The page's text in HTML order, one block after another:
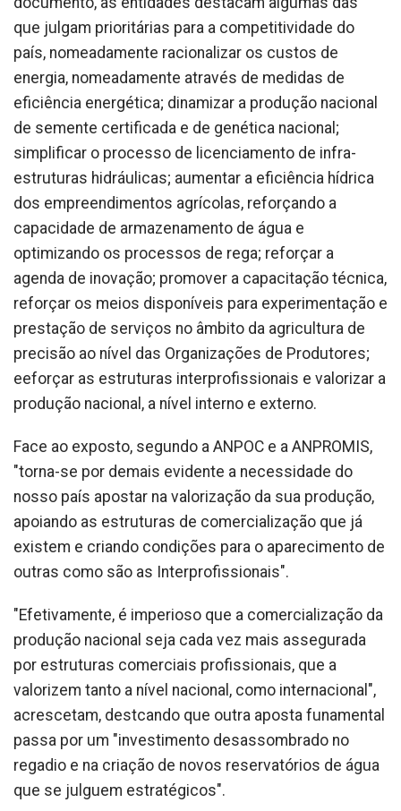
que julgam prioritárias para a competitividade do
país, nomeadamente racionalizar os custos de
energia, nomeadamente através de medidas de
eficiência energética; dinamizar a produção nacional
de semente certificada e de genética nacional;
simplificar o processo de licenciamento de infra-
estruturas hidráulicas; aumentar a eficiência hídrica
dos empreendimentos agrícolas, reforçando a
capacidade de armazenamento de água e
optimizando os processos de rega; reforçar a
agenda de inovação; promover a capacitação técnica,
reforçar os meios disponíveis para experimentação e
prestação de serviços no âmbito da agricultura de
precisão ao nível das Organizações de Produtores;
eeforçar as estruturas interprofissionais e valorizar a
produção nacional, a nível interno e externo.
Face ao exposto, segundo a ANPOC e a ANPROMIS,
"torna-se por demais evidente a necessidade do
nosso país apostar na valorização da sua produção,
apoiando as estruturas de comercialização que já
existem e criando condições para o aparecimento de
outras como são as Interprofissionais".
"Efetivamente, é imperioso que a comercialização da
produção nacional seja cada vez mais assegurada
por estruturas comerciais profissionais, que a
valorizem tanto a nível nacional, como internacional",
acrescetam, destcando que outra aposta funamental
passa por um "investimento desassombrado no
regadio e na criação de novos reservatórios de água
que se julguem estratégicos".